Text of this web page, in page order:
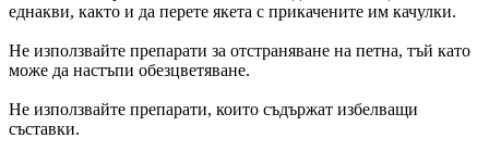
еднакви, както и да перете якета с прикачените им качулки.
Не използвайте препарати за отстраняване на петна, тъй като
може да настъпи обезцветяване.
Не използвайте препарати, които съдържат избелващи
съставки.